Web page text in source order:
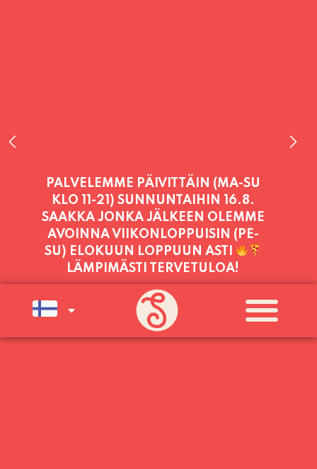
PALVELEMME TÄNÄÄN:
PERJANTAI11:00 - 21:00
PALVELEMME PÄIVITTÄIN (MA-SU
KLO 11-21) SUNNUNTAIHIN 16.8.
SAAKKA JONKA JÄLKEEN OLEMME
AVOINNA VIIKONLOPPUISIN (PE-
SU) ELOKUUN LOPPUUN ASTI
LÄMPIMÄSTI TERVETULOA!